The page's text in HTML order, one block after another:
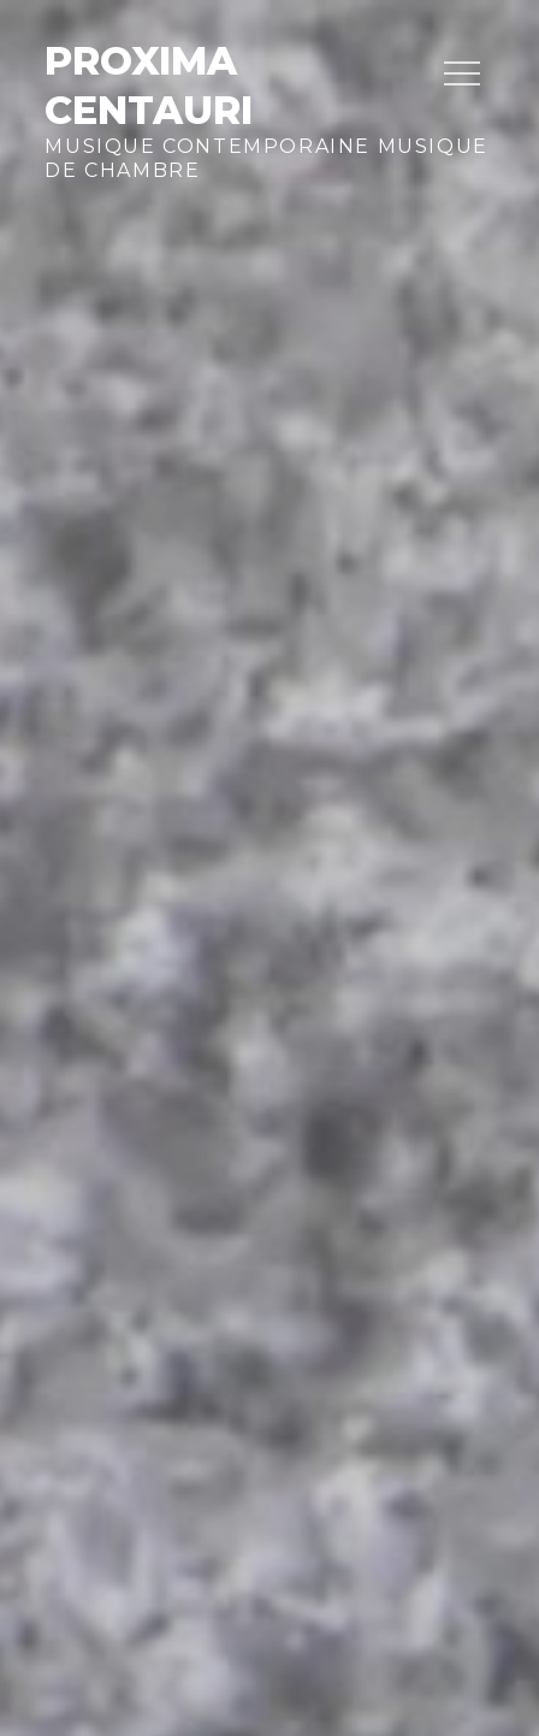
contentPROXIMA
CENTAURI
MUSIQUE CONTEMPORAINE MUSIQUE
DE CHAMBRE